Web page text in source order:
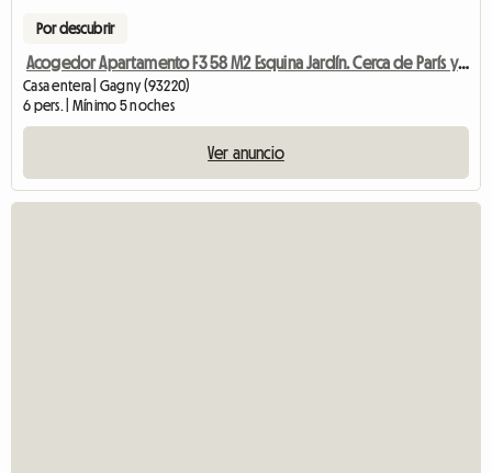
Por descubrir
Acogedor Apartamento F3 58 M2 Esquina Jardín. Cerca de París y Disneyland
Casa entera | Gagny (93220)
6 pers. | Mínimo 5 noches
Ver anuncio